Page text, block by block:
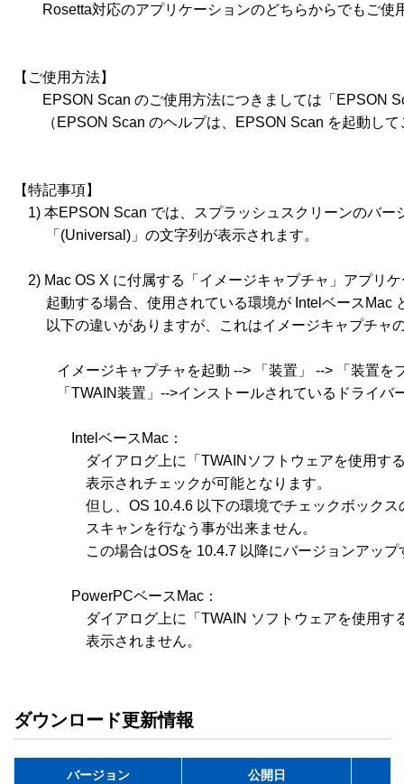
Rosetta対応のアプリケーションのどちらからでもご使
【ご使用方法】
EPSON Scan のご使用方法につきましては「EPSON
（EPSON Scan のヘルプは、EPSON Scan を起動して
【特記事項】
1) 本EPSON Scan では、スプラッシュスクリーンのバー
「(Universal)」の文字列が表示されます。
2) Mac OS X に付属する「イメージキャプチャ」アプリ
起動する場合、使用されている環境が IntelベースMac
以下の違いがありますが、これはイメージキャプチャ
イメージキャプチャを起動 --> 「装置」 --> 「装置を
「TWAIN装置」-->インストールされているドライバ
IntelベースMac：
ダイアログ上に「TWAINソフトウェアを使用する
表示されチェックが可能となります。
但し、OS 10.4.6 以下の環境でチェックボックスの
スキャンを行なう事が出来ません。
この場合はOSを 10.4.7 以降にバージョンアップす
PowerPCベースMac：
ダイアログ上に「TWAIN ソフトウェアを使用する
表示されません。
ダウンロード更新情報
バージョン 公開日